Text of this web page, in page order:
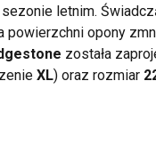
letnim.
powierzchni opony
została
XL) oraz rozmiar